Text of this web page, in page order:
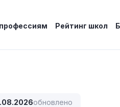
Рейтинг школ
обновлено